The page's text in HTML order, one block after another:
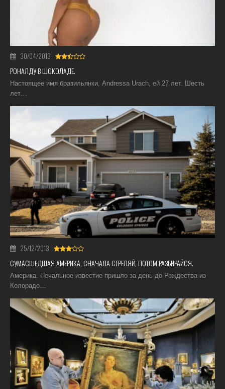
30/04/2013
РОНАЛДУ В ШОКОЛАДЕ.
Настоящее имя бразильянки, Andressa Urach, ей 27 лет. Шесть
лет…
25/12/2013
СУМАСШЕДШАЯ АМЕРИКА, СНАЧАЛА СТРЕЛЯЙ, ПОТОМ РАЗБИРАЙСЯ.
Америка. Печальное известие пришло за день до Рождества из
Колорадо…